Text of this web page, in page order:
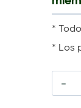
*
* Los